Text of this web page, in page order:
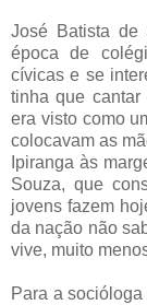
José Batista de
época de
cívicas e se
tinha que
era visto como
colocavam as
Ipiranga às
Souza, que
jovens fazem
da nação não
vive, muito
Para a